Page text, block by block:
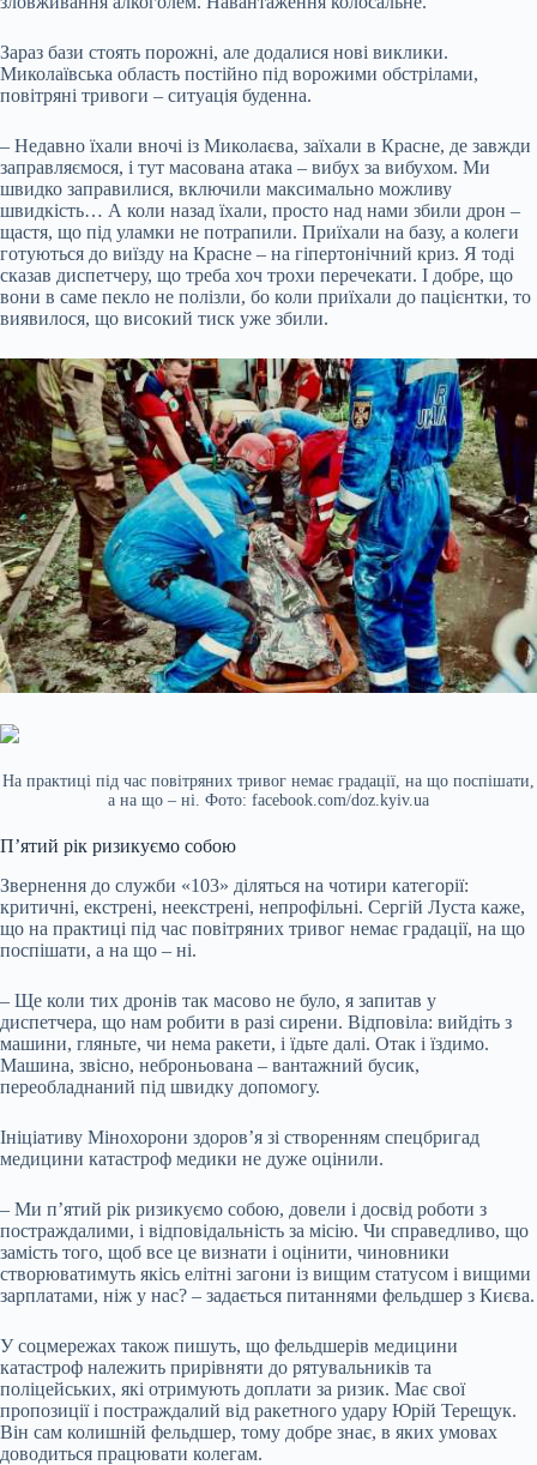
Зараз бази стоять порожні, але додалися нові виклики.
Миколаївська область постійно під ворожими обстрілами,
повітряні тривоги – ситуація буденна.
– Недавно їхали вночі із Миколаєва, заїхали в Красне, де завжди
заправляємося, і тут масована атака – вибух за вибухом. Ми
швидко заправилися, включили максимально можливу
швидкість… А коли назад їхали, просто над нами збили дрон –
щастя, що під уламки не потрапили. Приїхали на базу, а колеги
готуються до виїзду на Красне – на гіпертонічний криз. Я тоді
сказав диспетчеру, що треба хоч трохи перечекати. І добре, що
вони в саме пекло не полізли, бо коли приїхали до пацієнтки, то
виявилося, що високий тиск уже збили.
На практиці під час повітряних тривог немає градації, на що поспішати,
а на що – ні. Фото: facebook.com/doz.kyiv.ua
П’ятий рік ризикуємо собою
Звернення до служби «103» діляться на чотири категорії:
критичні, екстрені, неекстрені, непрофільні. Сергій Луста каже,
що на практиці під час повітряних тривог немає градації, на що
поспішати, а на що – ні.
– Ще коли тих дронів так масово не було, я запитав у
диспетчера, що нам робити в разі сирени. Відповіла: вийдіть з
машини, гляньте, чи нема ракети, і їдьте далі. Отак і їздимо.
Машина, звісно, неброньована – вантажний бусик,
переобладнаний під швидку допомогу.
Ініціативу Мінохорони здоров’я зі створенням спецбригад
медицини катастроф медики не дуже оцінили.
– Ми п’ятий рік ризикуємо собою, довели і досвід роботи з
постраждалими, і відповідальність за місію. Чи справедливо, що
замість того, щоб все це визнати і оцінити, чиновники
створюватимуть якісь елітні загони із вищим статусом і вищими
зарплатами, ніж у нас? – задається питаннями фельдшер з Києва.
У соцмережах також пишуть, що фельдшерів медицини
катастроф належить прирівняти до рятувальників та
поліцейських, які отримують доплати за ризик. Має свої
пропозиції і постраждалий від ракетного удару Юрій Терещук.
Він сам колишній фельдшер, тому добре знає, в яких умовах
доводиться працювати колегам.